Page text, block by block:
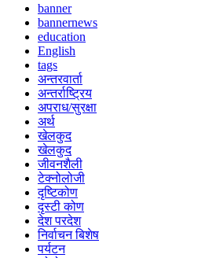
banner
bannernews
education
English
tags
अन्तरवार्ता
अन्तर्राष्ट्रिय
अपराध/सुरक्षा
अर्थ
खेलकुद
खेलकुद
जीवनशैली
टेक्नोलोजी
दृष्टिकोण
दृस्टी कोण
देश परदेश
निर्वाचन बिशेष
पर्यटन